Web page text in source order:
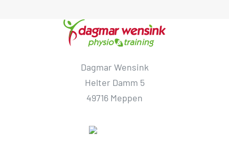
Dagmar Wensink
Helter Damm 5
49716 Meppen